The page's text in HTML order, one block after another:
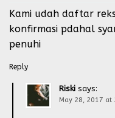
Kami udah daftar
konfirmasi pdahal
penuhi
Reply
Riski says:
May 28, 2017 at